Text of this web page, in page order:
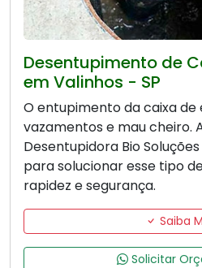
Desentupimento de
em Valinhos - SP
O entupimento da caixa de
vazamentos e mau cheiro.
Desentupidora Bio
para solucionar esse tipo
rapidez e segurança.
Saiba
Solicitar